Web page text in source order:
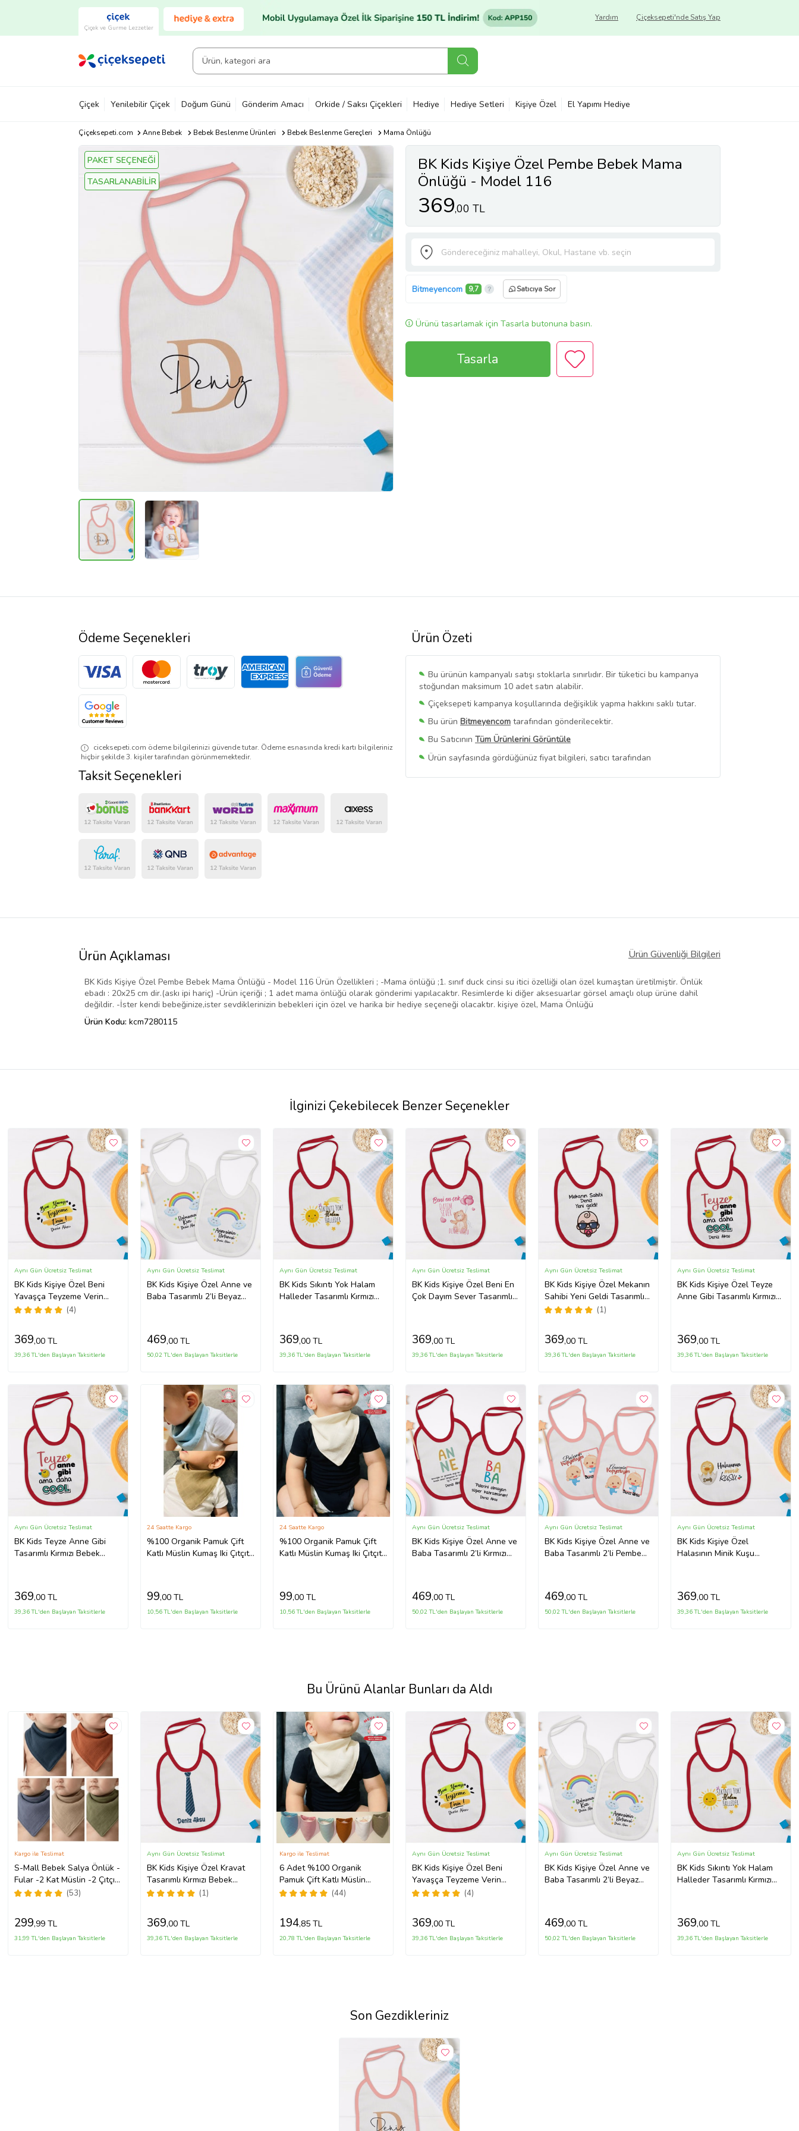
Çiçek ve Gurme Lezzetler
Çiçeksepeti'nde Satış Yap
Yardım
Çiçek Yenilebilir Çiçek Doğum Günü Gönderim Amacı Orkide / Saksı Çiçekleri Hediye Hediye Setleri Kişiye Özel El Yapımı Hediye
Çiçeksepeti.com Anne Bebek Bebek Beslenme Ürünleri Bebek Beslenme Gereçleri Mama Önlüğü
PAKET SEÇENEĞİ
TASARLANABİLİR
BK Kids Kişiye Özel Pembe Bebek Mama
Önlüğü - Model 116
369,00 TL
Bitmeyencom 9,7 Satıcıya Sor
Ürünü tasarlamak için Tasarla butonuna basın.
Tasarla
Ürün Özeti
Bu ürünün kampanyalı satışı stoklarla sınırlıdır. Bir tüketici bu kampanya
stoğundan maksimum 10 adet satın alabilir.
Çiçeksepeti kampanya koşullarında değişiklik yapma hakkını saklı tutar.
Bu ürün Bitmeyencom tarafından gönderilecektir.
Bu Satıcının Tüm Ürünlerini Görüntüle
Ürün sayfasında gördüğünüz fiyat bilgileri, satıcı tarafından
Ödeme Seçenekleri
ciceksepeti.com ödeme bilgilerinizi güvende tutar. Ödeme esnasında kredi kartı bilgileriniz
hiçbir şekilde 3. kişiler tarafından görünmemektedir.
Taksit Seçenekleri
Ürün Açıklaması Ürün Güvenliği Bilgileri
BK Kids Kişiye Özel Pembe Bebek Mama Önlüğü - Model 116 Ürün Özellikleri ; -Mama önlüğü ;1. sınıf duck cinsi su itici özelliği olan özel kumaştan üretilmiştir. Önlük
ebadı : 20x25 cm dir.(askı ipi hariç) -Ürün içeriği ; 1 adet mama önlüğü olarak gönderimi yapılacaktır. Resimlerde ki diğer aksesuarlar görsel amaçlı olup ürüne dahil
değildir. -İster kendi bebeğinize,ister sevdiklerinizin bebekleri için özel ve harika bir hediye seçeneği olacaktır. kişiye özel, Mama Önlüğü
Ürün Kodu: kcm7280115
İlginizi Çekebilecek Benzer Seçenekler
BK Kids Kişiye Özel Beni
Yavaşça Teyzeme Verin
Tasarımlı Kırmızı Bebek
(4)
Aynı Gün Ücretsiz Teslimat
369,00 TL
39,36 TL'den Başlayan Taksitlerle
BK Kids Kişiye Özel Anne ve
Baba Tasarımlı 2’li Beyaz
Aynı Gün Ücretsiz Teslimat
469,00 TL
50,02 TL'den Başlayan Taksitlerle
BK Kids Sıkıntı Yok Halam
Halleder Tasarımlı Kırmızı
Aynı Gün Ücretsiz Teslimat
369,00 TL
39,36 TL'den Başlayan Taksitlerle
BK Kids Kişiye Özel Beni En
Çok Dayım Sever Tasarımlı
Aynı Gün Ücretsiz Teslimat
369,00 TL
39,36 TL'den Başlayan Taksitlerle
BK Kids Kişiye Özel Mekanın
Sahibi Yeni Geldi Tasarımlı
Kırmızı Bebek Mama
(1)
Aynı Gün Ücretsiz Teslimat
369,00 TL
39,36 TL'den Başlayan Taksitlerle
BK Kids Kişiye Özel Teyze
Anne Gibi Tasarımlı Kırmızı
Aynı Gün Ücretsiz Teslimat
369,00 TL
39,36 TL'den Başlayan Taksitlerle
BK Kids Teyze Anne Gibi
Tasarımlı Kırmızı Bebek
Aynı Gün Ücretsiz Teslimat
369,00 TL
39,36 TL'den Başlayan Taksitlerle
%100 Organik Pamuk Çift
Katlı Müslin Kumaş Iki Çıtçıtlı
24 Saatte Kargo
99,00 TL
10,56 TL'den Başlayan Taksitlerle
%100 Organik Pamuk Çift
Katlı Müslin Kumaş Iki Çıtçıtlı
24 Saatte Kargo
99,00 TL
10,56 TL'den Başlayan Taksitlerle
BK Kids Kişiye Özel Anne ve
Baba Tasarımlı 2’li Kırmızı
Aynı Gün Ücretsiz Teslimat
469,00 TL
50,02 TL'den Başlayan Taksitlerle
BK Kids Kişiye Özel Anne ve
Baba Tasarımlı 2’li Pembe
Aynı Gün Ücretsiz Teslimat
469,00 TL
50,02 TL'den Başlayan Taksitlerle
BK Kids Kişiye Özel
Halasının Minik Kuşu
Aynı Gün Ücretsiz Teslimat
369,00 TL
39,36 TL'den Başlayan Taksitlerle
Bu Ürünü Alanlar Bunları da Aldı
S-Mall Bebek Salya Önlük -
Fular -2 Kat Müslin -2 Çıtçıt
-5'li
(53)
Kargo ile Teslimat
299,99 TL
31,99 TL'den Başlayan Taksitlerle
BK Kids Kişiye Özel Kravat
Tasarımlı Kırmızı Bebek
Mama Önlüğü-1
(1)
Aynı Gün Ücretsiz Teslimat
369,00 TL
39,36 TL'den Başlayan Taksitlerle
6 Adet %100 Organik
Pamuk Çift Katlı Müslin
Kumaş Iki Çıtçıtlı Bebek
(44)
Kargo ile Teslimat
194,85 TL
20,78 TL'den Başlayan Taksitlerle
BK Kids Kişiye Özel Beni
Yavaşça Teyzeme Verin
Tasarımlı Kırmızı Bebek
(4)
Aynı Gün Ücretsiz Teslimat
369,00 TL
39,36 TL'den Başlayan Taksitlerle
BK Kids Kişiye Özel Anne ve
Baba Tasarımlı 2’li Beyaz
Aynı Gün Ücretsiz Teslimat
469,00 TL
50,02 TL'den Başlayan Taksitlerle
BK Kids Sıkıntı Yok Halam
Halleder Tasarımlı Kırmızı
Aynı Gün Ücretsiz Teslimat
369,00 TL
39,36 TL'den Başlayan Taksitlerle
Son Gezdikleriniz